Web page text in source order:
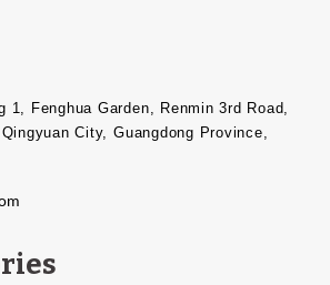
1, Fenghua Garden, Renmin 3rd Road,
City, Guangdong Province,